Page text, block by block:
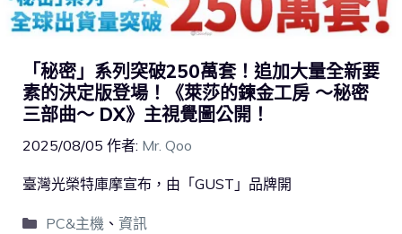
「秘密」系列突破250萬套！追加大量全新要
素的決定版登場！《萊莎的鍊金工房 ～秘密
三部曲～ DX》主視覺圖公開！​
2025/08/05 作者: Mr. Qoo
臺灣光榮特庫摩宣布，由「GUST」品牌開
PC&主機、 資訊